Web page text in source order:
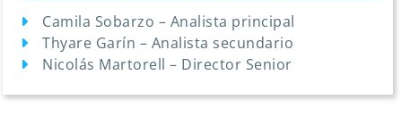
Camila Sobarzo – Analista principal
Thyare Garín – Analista secundario
Nicolás Martorell – Director Senior